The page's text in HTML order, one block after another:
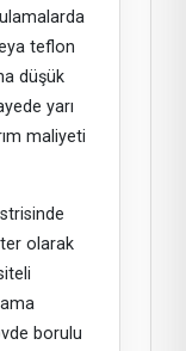
teflon
düşük
yarı
maliyeti
olarak
borulu